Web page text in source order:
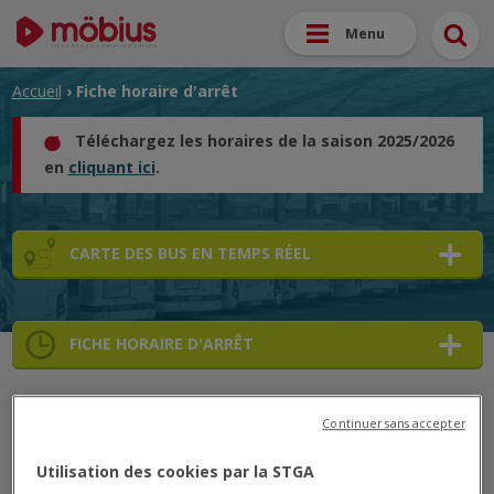
Menu
Accueil › Fiche horaire d'arrêt
Téléchargez les horaires de la saison 2025/2026
en cliquant ici.
CARTE DES BUS EN TEMPS RÉEL
FICHE HORAIRE D'ARRÊT
➜
➜ ➜
Utilisation des cookies par la STGA
Continuer sans accepter